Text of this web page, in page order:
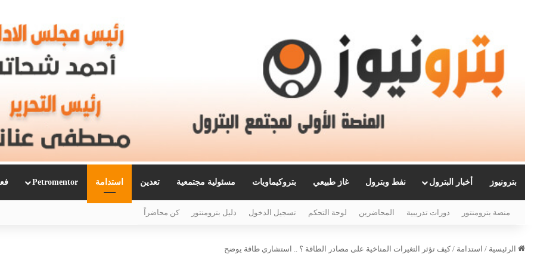
بترونيوز أخبار البترول نفط وبترول غاز طبيعي بتروكيماويات مسئولية مجتمعية تعدين استدامة Petromentor
منصة بترومنتور دورات تدريبية المحاضرين لوحة التحكم تسجيل الدخول دليل بترومنتور كن محاضراً
الرئيسية / استدامة / كيف تؤثر التغيرات المناخية على مصادر الطاقة ؟ .. استشاري طاقة يوضح